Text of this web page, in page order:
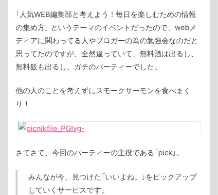
「人気WEB編集部と考えよう！毎日を楽しむための情報
の集め方」 というテーマのイベントだったので、webメ
ディアに関わってる人やブロガーの為の勉強会なのだと
思ってたのですが、全然違っていて、無料酒は出るし、
無料飯も出るし、ガチのパーティーでした。
他の人のことを考えずにスモークサーモンを食べまく
り！
さてさて、今回のパーティーの主役である「pick」。
みんなが今、見つけた「いいよね。」をピックアップ
していくサービスです。